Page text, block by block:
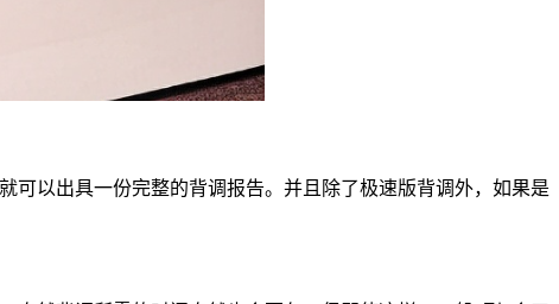
可以出具一份完整的背调报告。并且除了极速版背调外，如果是